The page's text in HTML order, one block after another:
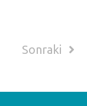
Sonraki